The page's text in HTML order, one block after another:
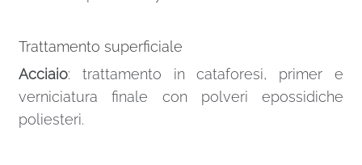
Trattamento superficiale
Acciaio: trattamento in cataforesi, primer e
verniciatura finale con polveri epossidiche
poliesteri.